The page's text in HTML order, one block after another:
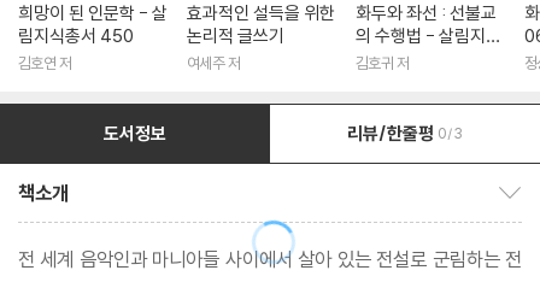
희망이 된 인문학 - 살
림지식총서 450
김호연 저
효과적인 설득을 위한
논리적 글쓰기
여세주 저
화두와 좌선 : 선불교
의 수행법 - 살림지식
총서 316
김호귀 저
도서정보 리뷰/한줄평 0/3
책소개
전 세계 음악인과 마니아들 사이에서 살아 있는 전설로 군림하는 전